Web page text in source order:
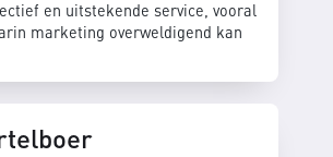
en uitstekende service, vooral
marketing overweldigend kan